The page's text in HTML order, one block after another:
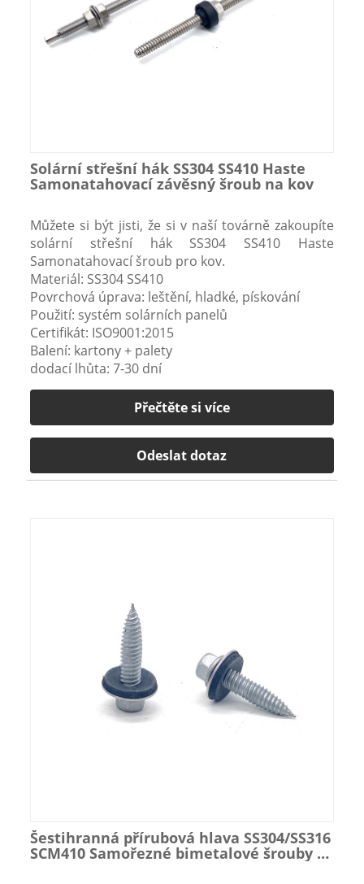
Solární střešní hák SS304 SS410 Haste
Samonatahovací závěsný šroub na kov
Můžete si být jisti, že si v naší továrně zakoupíte
solární střešní hák SS304 SS410 Haste
Samonatahovací šroub pro kov.
Materiál: SS304 SS410
Povrchová úprava: leštění, hladké, pískování
Použití: systém solárních panelů
Certifikát: ISO9001:2015
Balení: kartony + palety
dodací lhůta: 7-30 dní
Přečtěte si více
Odeslat dotaz
Šestihranná přírubová hlava SS304/SS316
SCM410 Samořezné bimetalové šrouby s